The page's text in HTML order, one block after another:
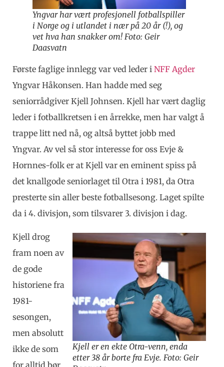
Yngvar har vært profesjonell fotballspiller
i Norge og i utlandet i nær på 20 år (!), og
vet hva han snakker om! Foto: Geir
Daasvatn
Første faglige innlegg var ved leder i NFF Agder
Yngvar Håkonsen. Han hadde med seg
seniorrådgiver Kjell Johnsen. Kjell har vært daglig
leder i fotballkretsen i en årrekke, men har valgt å
trappe litt ned nå, og altså byttet jobb med
Yngvar. Av vel så stor interesse for oss Evje &
Hornnes-folk er at Kjell var en eminent spiss på
det knallgode seniorlaget til Otra i 1981, da Otra
presterte sin aller beste fotballsesong. Laget spilte
da i 4. divisjon, som tilsvarer 3. divisjon i dag.
Kjell er en ekte Otra-venn, enda
etter 38 år borte fra Evje. Foto: Geir
Kjell drog
fram noen av
de gode
historiene fra
1981-
sesongen,
men absolutt
ikke de som
for alltid bør